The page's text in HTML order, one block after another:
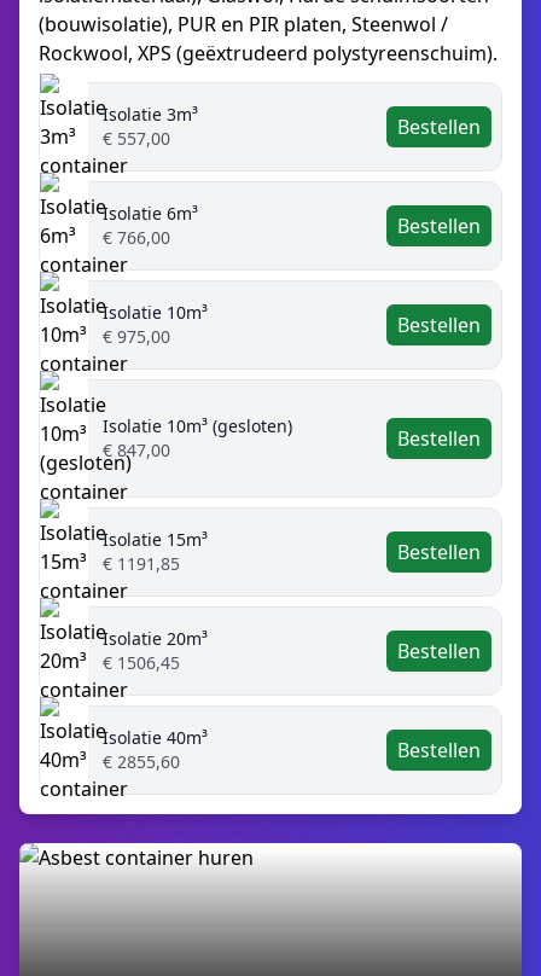
(bouwisolatie), PUR en PIR platen, Steenwol /
Rockwool, XPS (geëxtrudeerd polystyreenschuim).
Isolatie 3m³
€ 557,00
Bestellen
Isolatie 6m³
€ 766,00
Bestellen
Isolatie 10m³
€ 975,00
Bestellen
Isolatie 10m³ (gesloten)
€ 847,00
Bestellen
Isolatie 15m³
€ 1191,85
Bestellen
Isolatie 20m³
€ 1506,45
Bestellen
Isolatie 40m³
€ 2855,60
Bestellen